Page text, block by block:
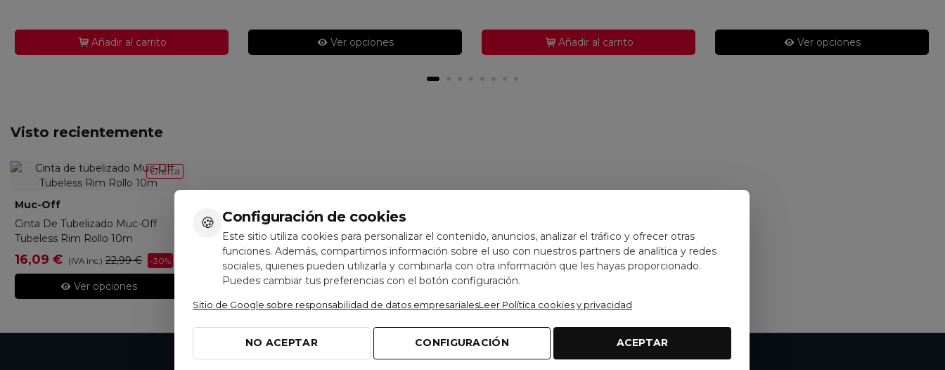
🍪 Configuración de cookies
Este sitio utiliza cookies para personalizar el contenido, anuncios, analizar el tráfico y ofrecer otras
funciones. Además, compartimos información sobre el uso con nuestros partners de analítica y redes
sociales, quienes pueden utilizarla y combinarla con otra información que les hayas proporcionado.
Puedes cambiar tus preferencias con el botón configuración.
Sitio de Google sobre responsabilidad de datos empresarialesLeer Política cookies y privacidad
ACEPTAR
CONFIGURACIÓN
NO ACEPTAR
Añadir al carrito Ver opciones Añadir al carrito Ver opciones
Visto recientemente
Oferta
Muc-Off
Cinta De Tubelizado Muc-Off
Tubeless Rim Rollo 10m
16,09 € (IVA inc.) 22,99 € -30%
Ver opciones